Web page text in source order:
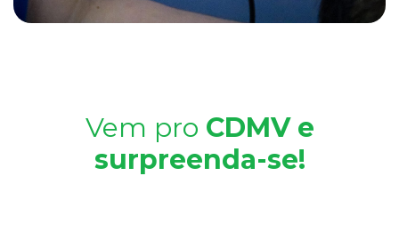
Vem pro CDMV e
surpreenda-se!